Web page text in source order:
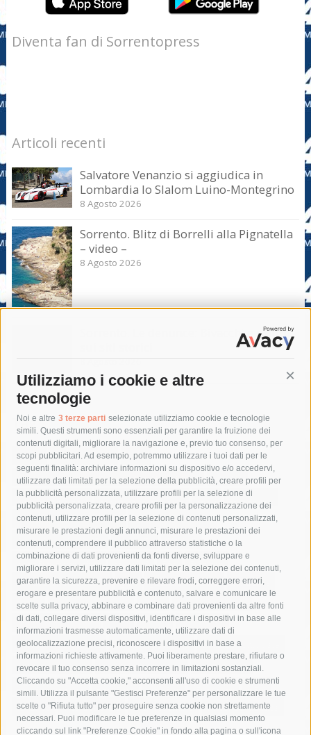
Utilizziamo i cookie e altre
tecnologie
Noi e altre 3 terze parti selezionate utilizziamo cookie e tecnologie
simili. Questi strumenti sono essenziali per garantire la fruizione dei
contenuti digitali, migliorare la navigazione e, previo tuo consenso, per
scopi pubblicitari. Ad esempio, potremmo utilizzare i tuoi dati per le
seguenti finalità: archiviare informazioni su dispositivo e/o accedervi,
utilizzare dati limitati per la selezione della pubblicità, creare profili per
la pubblicità personalizzata, utilizzare profili per la selezione di
pubblicità personalizzata, creare profili per la personalizzazione dei
contenuti, utilizzare profili per la selezione di contenuti personalizzati,
misurare le prestazioni degli annunci, misurare le prestazioni dei
contenuti, comprendere il pubblico attraverso statistiche o la
combinazione di dati provenienti da fonti diverse, sviluppare e
migliorare i servizi, utilizzare dati limitati per la selezione dei contenuti,
garantire la sicurezza, prevenire e rilevare frodi, correggere errori,
erogare e presentare pubblicità e contenuto, salvare e comunicare le
scelte sulla privacy, abbinare e combinare dati provenienti da altre fonti
di dati, collegare diversi dispositivi, identificare i dispositivi in base alle
informazioni trasmesse automaticamente, utilizzare dati di
geolocalizzazione precisi, riconoscere i dispositivi in base a
informazioni richieste attivamente. Puoi liberamente prestare, rifiutare o
revocare il tuo consenso senza incorrere in limitazioni sostanziali.
Cliccando su "Accetta cookie," acconsenti all'uso di cookie e strumenti
simili. Utilizza il pulsante "Gestisci Preferenze" per personalizzare le tue
scelte o "Rifiuta tutto" per proseguire senza cookie non strettamente
necessari. Puoi modificare le tue preferenze in qualsiasi momento
cliccando sul link "Preferenze Cookie" in fondo alla pagina o sull'icona
Diventa fan di Sorrentopress
Articoli recenti
Salvatore Venanzio si aggiudica in
Lombardia lo Slalom Luino-Montegrino
8 Agosto 2026
Sorrento. Blitz di Borrelli alla Pignatella
– video –
8 Agosto 2026
Sorrento. Le denunce: Bivacchi e rifiuti
8 Agosto 2026
Tag
acqua allerta meteo
anas
area marina protetta di punta campanella
arresto
Asl Napoli 3 sud
capitaneria di porto capri
carabinieri
castellammare di stabia
circumvesuviana
comune di sorrento
concerto
contagi
costiera amalfitana
covid-19 eav
elezioni
fondazione sorrento
gori guardia costiera
incidente
lavori
lorenzo balducelli mare
massa lubrense
massimo coppola
Meta napoli
ordinanza
penisola sorrentina
piano di sorrento
polizia municipale
protezione civile
Regione Campania
sant'agnello
sindaco cuomo
sorrento studenti temporali
treni
turismo
Vico Equense villa fiorentino vincenzo de luca